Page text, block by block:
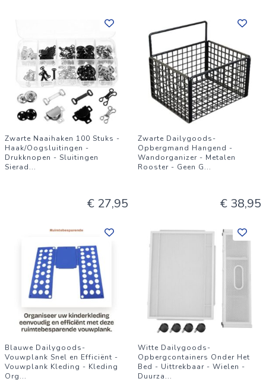
Zwarte Naaihaken 100 Stuks -
Haak/Oogsluitingen -
Drukknopen - Sluitingen
Sierad...
€ 27,95
Zwarte Dailygoods-
Opbergmand Hangend -
Wandorganizer - Metalen
Rooster - Geen G...
€ 38,95
Blauwe Dailygoods-
Vouwplank Snel en Efficiënt -
Vouwplank Kleding - Kleding
Org...
Witte Dailygoods-
Opbergcontainers Onder Het
Bed - Uittrekbaar - Wielen -
Duurza...